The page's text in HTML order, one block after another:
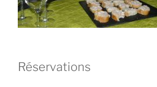
Réservations